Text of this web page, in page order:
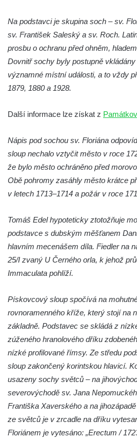
Sloup svaté Barbory v zámecké
Teplicích
Sloup Nejsvětější Trojice před
Cítolibech
Torzo sloupu svatého Josefa na
Sloup se sochou Piety v Kostelní
Strupčicích
Sloup Panny Marie u kaple v
Socha svatého Prokopa na návsi v
Sloup svatého Václava u hřbitova v
Postoloprtech
Sloup Panny Marie na jižním okraji
Podještědí – Markvarticích u
dvora
Františkem Xaverským v zámeckém
Sloup svatého Vavřince u náměstí
Poděbrad v Duchcově
Sloup Nejsvětější Trojice na
Na podstavci je skupina soch – sv.
sv. František Saleský a sv. Roch.
prosbu o ochranu před ohněm,
Dovnitř sochy byly postupně
významné místní události, a to vždy
1879, 1880 a 1928.
Další informace lze získat z
Nápis pod sochou sv. Floriána
sloup nechalo vztyčit město v roce
že bylo město ochráněno před
Obě pohromy zasáhly město krátce
v letech 1713–1714 a požár v roce
Tomáš Edel hypoteticky ztotožňuje
podstavce s dubským měšťanem
hlavním mecenášem díla. Fiedler na
25/I zvaný U Černého orla, k jehož
Immaculata pohlíží.
Pískovcový sloup spočívá na
rovnoramenného kříže, který stojí na
základně. Podstavec se skládá z
zúženého hranolového dříku
nízké profilované římsy. Ze středu
sloup zakončený korintskou hlavicí.
usazeny sochy světců – na
severovýchodě sv. Jana
Františka Xaverského a na
ze světců je v zrcadle na dříku
Floriánem je vytesáno: „Erectum /